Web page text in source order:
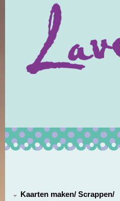
Kaarten maken/ Scrappen/